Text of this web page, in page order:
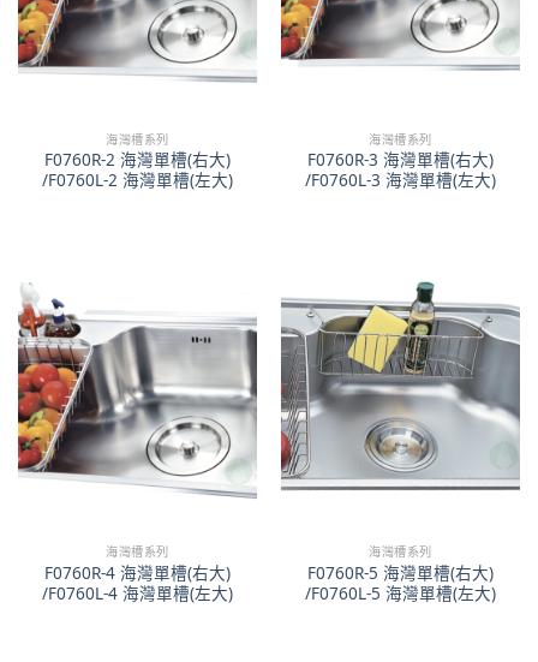
海灣槽系列
F0760R-2 海灣單槽(右大)
/F0760L-2 海灣單槽(左大)
海灣槽系列
F0760R-3 海灣單槽(右大)
/F0760L-3 海灣單槽(左大)
海灣槽系列
F0760R-4 海灣單槽(右大)
/F0760L-4 海灣單槽(左大)
海灣槽系列
F0760R-5 海灣單槽(右大)
/F0760L-5 海灣單槽(左大)